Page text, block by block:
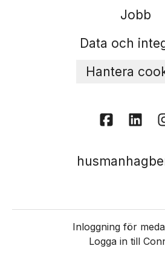
Jobb
Data och
Hantera
Inloggning för
Logga in till